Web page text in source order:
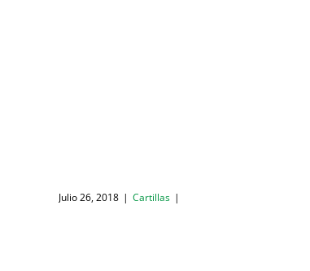
Julio 26, 2018 | Cartillas |